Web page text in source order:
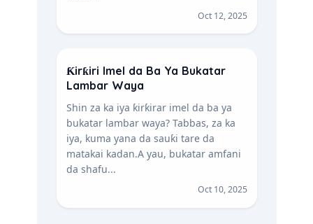
Oct 12, 2025
Ƙirƙiri Imel da Ba Ya Bukatar
Lambar Waya
Shin za ka iya ƙirƙirar imel da ba ya
bukatar lambar waya? Tabbas, za ka
iya, kuma yana da sauƙi tare da
matakai kadan. A yau, bukatar amfani
da shafu...
Oct 10, 2025